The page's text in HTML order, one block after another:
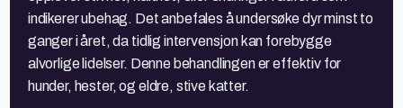
indikerer ubehag. Det anbefales å undersøke dyr minst to
ganger i året, da tidlig intervensjon kan forebygge
alvorlige lidelser. Denne behandlingen er effektiv for
hunder, hester, og eldre, stive katter.